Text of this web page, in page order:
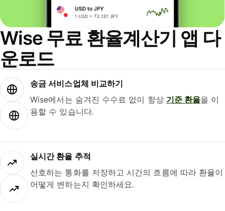
Wise 무료 환율계산기 앱 다
운로드
송금 서비스업체 비교하기
Wise에서는 숨겨진 수수료 없이 항상 기준 환율을 이
용할 수 있습니다.
실시간 환율 추적
선호하는 통화를 저장하고 시간의 흐름에 따라 환율이
어떻게 변하는지 확인하세요.